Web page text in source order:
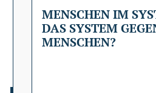
MENSCHEN IM
DAS SYSTEM
MENSCHEN?